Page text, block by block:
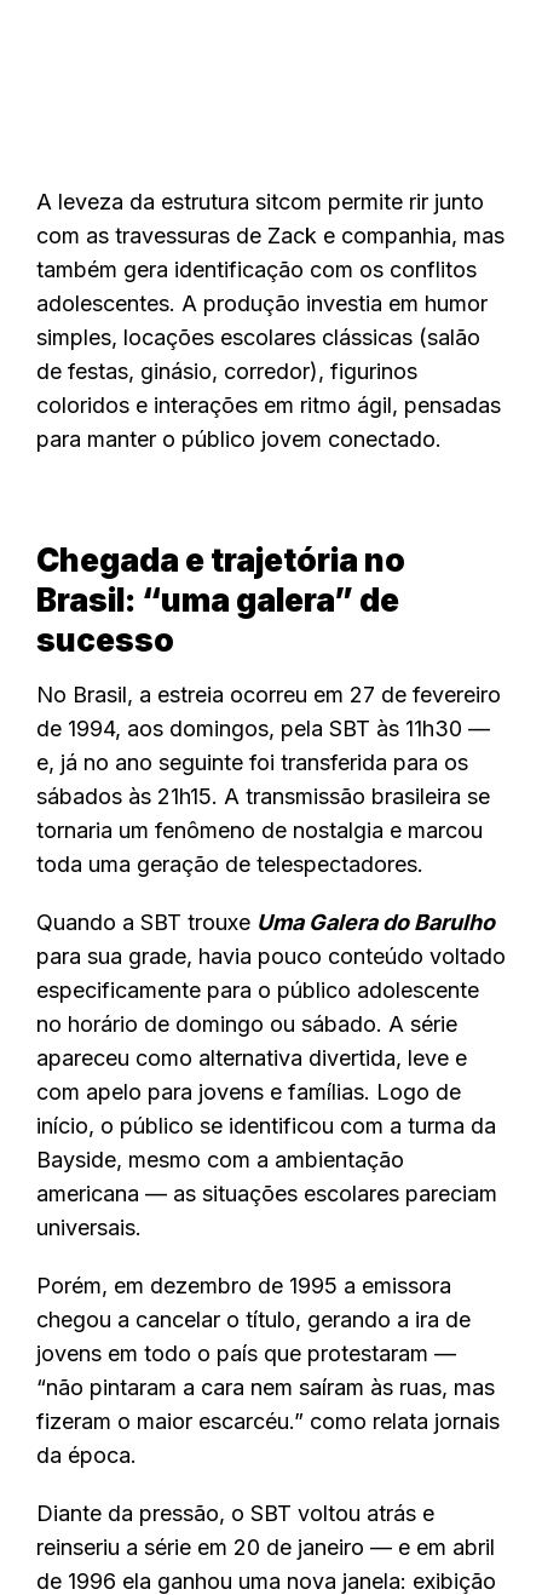
A leveza da estrutura sitcom permite rir junto
com as travessuras de Zack e companhia, mas
também gera identificação com os conflitos
adolescentes. A produção investia em humor
simples, locações escolares clássicas (salão
de festas, ginásio, corredor), figurinos
coloridos e interações em ritmo ágil, pensadas
para manter o público jovem conectado.
Chegada e trajetória no
Brasil: “uma galera” de
sucesso
No Brasil, a estreia ocorreu em 27 de fevereiro
de 1994, aos domingos, pela SBT às 11h30 —
e, já no ano seguinte foi transferida para os
sábados às 21h15. A transmissão brasileira se
tornaria um fenômeno de nostalgia e marcou
toda uma geração de telespectadores.
Quando a SBT trouxe Uma Galera do Barulho
para sua grade, havia pouco conteúdo voltado
especificamente para o público adolescente
no horário de domingo ou sábado. A série
apareceu como alternativa divertida, leve e
com apelo para jovens e famílias. Logo de
início, o público se identificou com a turma da
Bayside, mesmo com a ambientação
americana — as situações escolares pareciam
universais.
Porém, em dezembro de 1995 a emissora
chegou a cancelar o título, gerando a ira de
jovens em todo o país que protestaram —
“não pintaram a cara nem saíram às ruas, mas
fizeram o maior escarcéu.” como relata jornais
da época.
Diante da pressão, o SBT voltou atrás e
reinseriu a série em 20 de janeiro — e em abril
de 1996 ela ganhou uma nova janela: exibição